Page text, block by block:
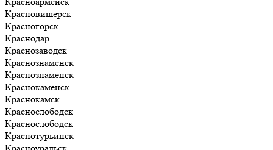
Красновишерск
Красногорск
Краснодар
Краснозаводск
Краснознаменск
Краснознаменск
Краснокаменск
Краснокамск
Краснослободск
Краснослободск
Краснотурьинск